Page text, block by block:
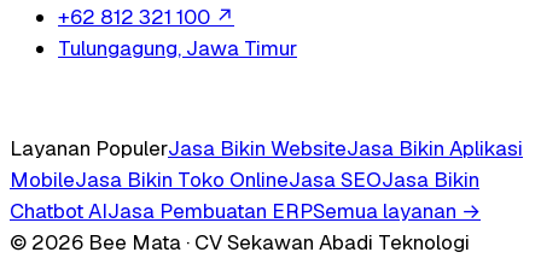
+62 812 321 100 ↗
Tulungagung, Jawa Timur
Layanan PopulerJasa Bikin WebsiteJasa Bikin Aplikasi
MobileJasa Bikin Toko OnlineJasa SEOJasa Bikin
Chatbot AIJasa Pembuatan ERPSemua layanan →
© 2026 Bee Mata · CV Sekawan Abadi Teknologi